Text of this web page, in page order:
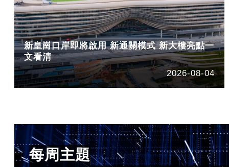
新皇崗口岸即將啟用 新通關模式 新大樓亮點一
文看清
2026-08-04
每周主題